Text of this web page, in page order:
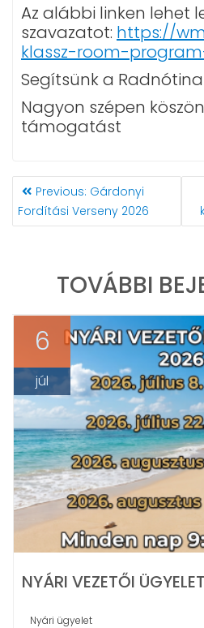
Az alábbi linken lehet
szavazatot: https://
klassz-room-
Segítsünk a
Nagyon szépen
támogatást
BEJEGYZÉS
NAVIGÁCIÓ
Previous: Previous
post:
Gárdonyi
Fordítási Verseny 2026
TOVÁBBI
6
júl
NYÁRI VEZETŐI ÜGYELET
Nyári ügyelet